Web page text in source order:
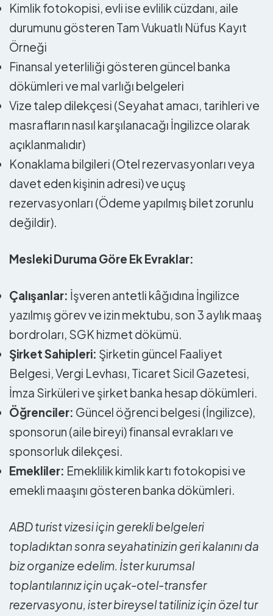
Kimlik fotokopisi, evli ise evlilik cüzdanı, aile
durumunu gösteren Tam Vukuatlı Nüfus Kayıt
Örneği
Finansal yeterliliği gösteren güncel banka
dökümleri ve mal varlığı belgeleri
Vize talep dilekçesi (Seyahat amacı, tarihleri ve
masrafların nasıl karşılanacağı İngilizce olarak
açıklanmalıdır)
Konaklama bilgileri (Otel rezervasyonları veya
davet eden kişinin adresi) ve uçuş
rezervasyonları (Ödeme yapılmış bilet zorunlu
değildir).
Mesleki Duruma Göre Ek Evraklar:
Çalışanlar: İşveren antetli kâğıdına İngilizce
yazılmış görev ve izin mektubu, son 3 aylık maaş
bordroları, SGK hizmet dökümü.
Şirket Sahipleri: Şirketin güncel Faaliyet
Belgesi, Vergi Levhası, Ticaret Sicil Gazetesi,
İmza Sirküleri ve şirket banka hesap dökümleri.
Öğrenciler: Güncel öğrenci belgesi (İngilizce),
sponsorun (aile bireyi) finansal evrakları ve
sponsorluk dilekçesi.
Emekliler: Emeklilik kimlik kartı fotokopisi ve
emekli maaşını gösteren banka dökümleri.
ABD turist vizesi için gerekli belgeleri
topladıktan sonra seyahatinizin geri kalanını da
biz organize edelim. İster kurumsal
toplantılarınız için uçak-otel-transfer
rezervasyonu, ister bireysel tatiliniz için özel tur